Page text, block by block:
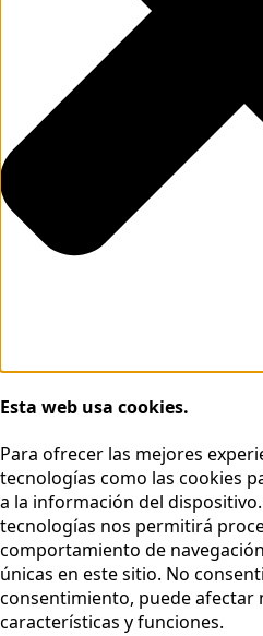
Esta web usa cookies.
Para ofrecer las mejores
tecnologías como las cookies
a la información del
tecnologías nos permitirá
comportamiento de
únicas en este sitio. No
consentimiento, puede afectar
características y funciones.